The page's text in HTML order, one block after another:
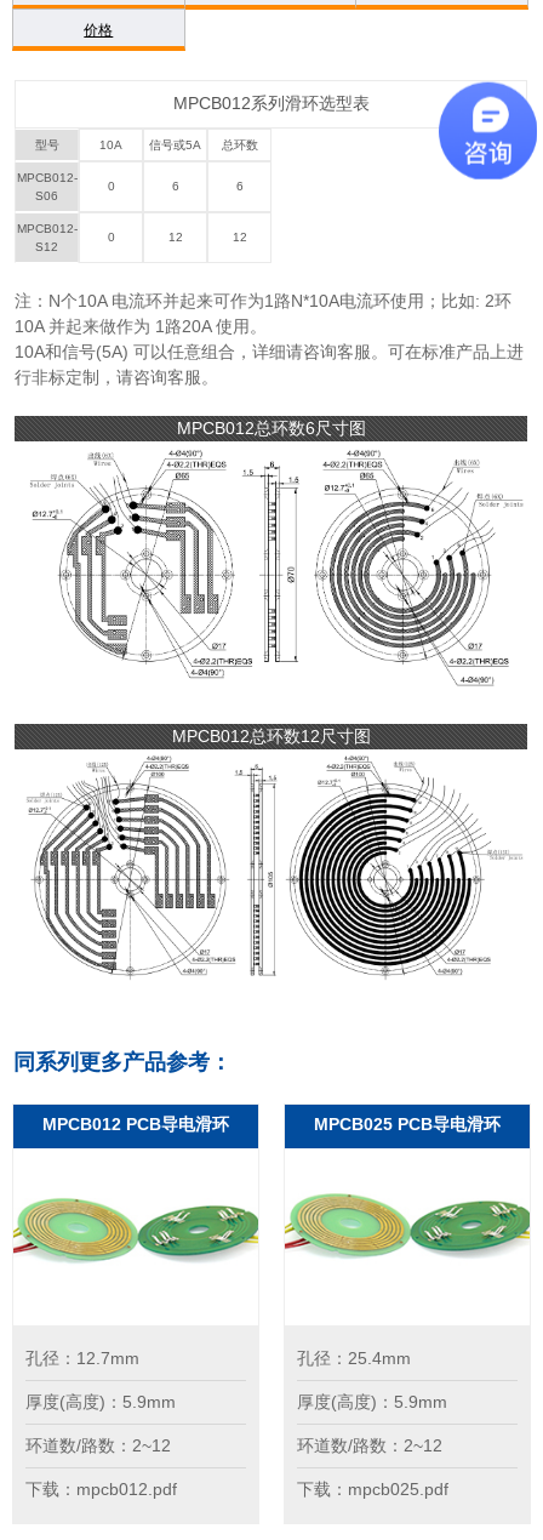
价格
MPCB012系列滑环选型表
型号 10A 信号或5A 总环数
MPCB012-
S06
0 6 6
MPCB012-
S12
0 12 12
注：N个10A 电流环并起来可作为1路N*10A电流环使用；比如: 2环
10A 并起来做作为 1路20A 使用。
10A和信号(5A) 可以任意组合，详细请咨询客服。可在标准产品上进
行非标定制，请咨询客服。
MPCB012总环数6尺寸图
MPCB012总环数12尺寸图
同系列更多产品参考：
MPCB012 PCB导电滑环
孔径：12.7mm
厚度(高度)：5.9mm
环道数/路数：2~12
下载：mpcb012.pdf
MPCB025 PCB导电滑环
孔径：25.4mm
厚度(高度)：5.9mm
环道数/路数：2~12
下载：mpcb025.pdf